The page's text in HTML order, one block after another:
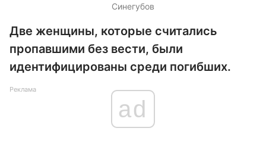
Синегубов
Две женщины, которые считались
пропавшими без вести, были
идентифицированы среди погибших.
Реклама
ad